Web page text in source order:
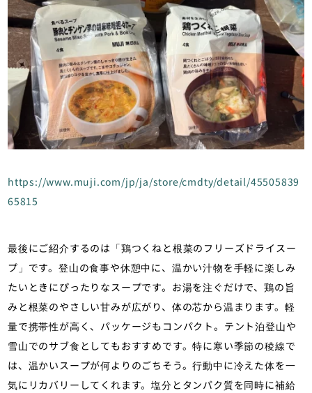
https://www.muji.com/jp/ja/store/cmdty/detail/45505839
65815
最後にご紹介するのは「鶏つくねと根菜のフリーズドライスー
プ」です。登山の食事や休憩中に、温かい汁物を手軽に楽しみ
たいときにぴったりなスープです。お湯を注ぐだけで、鶏の旨
みと根菜のやさしい甘みが広がり、体の芯から温まります。軽
量で携帯性が高く、パッケージもコンパクト。テント泊登山や
雪山でのサブ食としてもおすすめです。特に寒い季節の稜線で
は、温かいスープが何よりのごちそう。行動中に冷えた体を一
気にリカバリーしてくれます。塩分とタンパク質を同時に補給